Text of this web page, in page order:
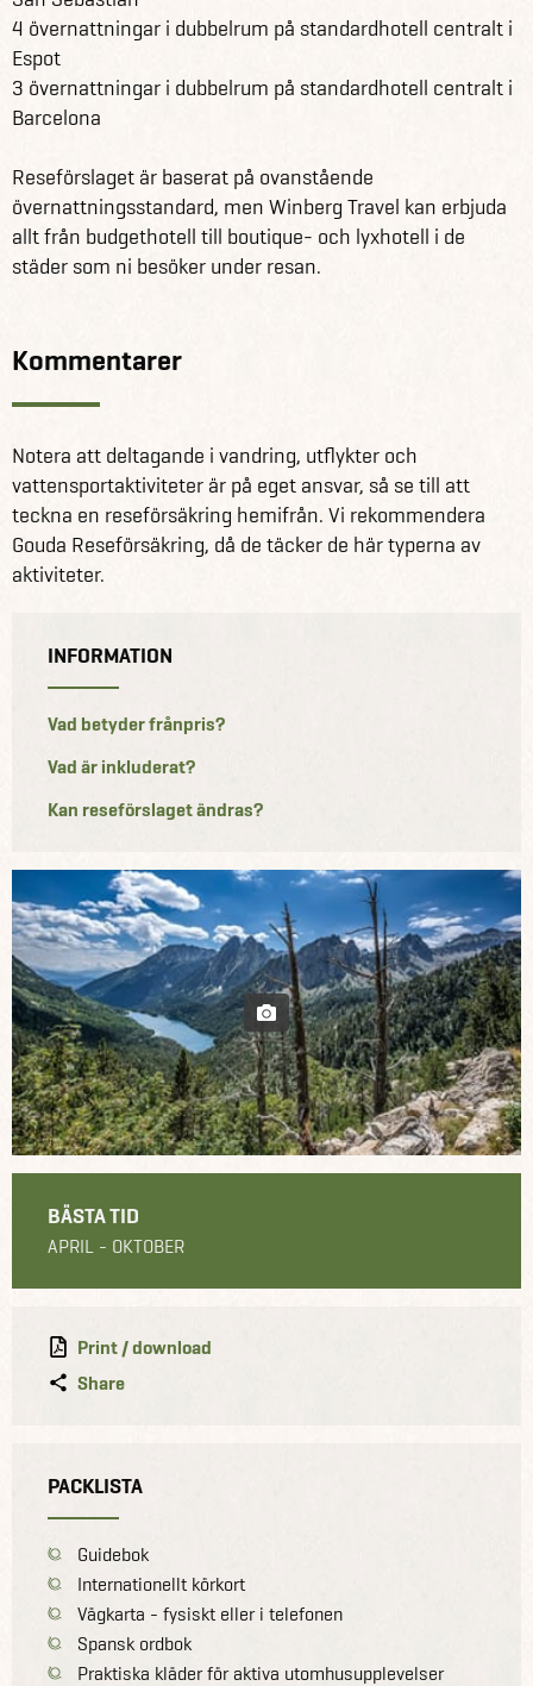
4 övernattningar i dubbelrum på standardhotell centralt i
Espot
3 övernattningar i dubbelrum på standardhotell centralt i
Barcelona
Reseförslaget är baserat på ovanstående
övernattningsstandard, men Winberg Travel kan erbjuda
allt från budgethotell till boutique- och lyxhotell i de
städer som ni besöker under resan.
Kommentarer
Notera att deltagande i vandring, utflykter och
vattensportaktiviteter är på eget ansvar, så se till att
teckna en reseförsäkring hemifrån. Vi rekommendera
Gouda Reseförsäkring, då de täcker de här typerna av
aktiviteter.
INFORMATION
Vad betyder frånpris?
Vad är inkluderat?
Kan reseförslaget ändras?
BÄSTA TID
APRIL - OKTOBER
Print / download
Share
PACKLISTA
Guidebok
Internationellt körkort
Vägkarta - fysiskt eller i telefonen
Spansk ordbok
Praktiska kläder för aktiva utomhusupplevelser